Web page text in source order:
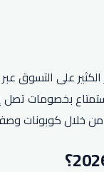
خلال كوبونات